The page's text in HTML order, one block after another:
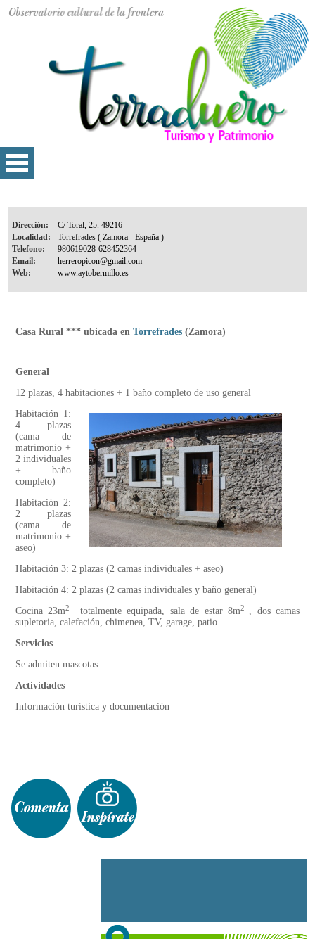
Dirección:
Localidad:
Telefono:
Email:
Web:
Casa Rural *** ubicada en Torrefrades (Zamora)
General
12 plazas, 4 habitaciones + 1 baño completo de uso general
Habitación 1:
4 plazas
(cama de
matrimonio +
2 individuales
+ baño
completo)
Habitación 2:
2 plazas
(cama de
matrimonio +
aseo)
Habitación 3: 2 plazas (2 camas individuales + aseo)
Habitación 4: 2 plazas (2 camas individuales y baño general)
Cocina 23m2 totalmente equipada, sala de estar 8m2 , dos camas
supletoria, calefación, chimenea, TV, garage, patio
Servicios
Se admiten mascotas
Actividades
Información turística y documentación